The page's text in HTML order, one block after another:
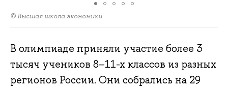
© Высшая школа экономики
В олимпиаде приняли участие более 3
тысяч учеников 8–11-х классов из разных
регионов России. Они собрались на 29